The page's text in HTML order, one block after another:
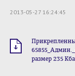
2013-05-27 16:24:45
размер 235